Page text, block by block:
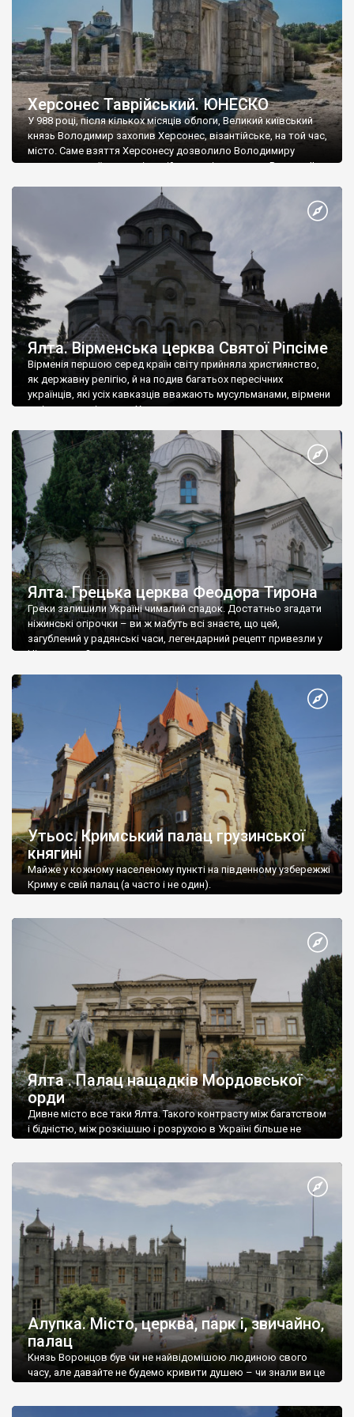
Херсонес Таврійський. ЮНЕСКО
У 988 році, після кількох місяців облоги, Великий київський
князь Володимир захопив Херсонес, візантійське, на той час,
місто. Саме взяття Херсонесу дозволило Володимиру
диктувати свої умови візантійському імператору Василю ІІ, та
Херсонесі Володимир-язичник, став Василем-християнином.
А потім було Хрещення Русі. На честь Херсонесу Таврійського
Ялта. Вірменська церква Святої Ріпсіме
Вірменія першою серед країн світу прийняла християнство,
як державну релігію, й на подив багатьох пересічних
українців, які усіх кавказців вважають мусульманами, вірмени
є відданими вірянами Христа
Ялта. Грецька церква Феодора Тирона
Греки залишили Україні чималий спадок. Достатньо згадати
ніжинські огірочки – ви ж мабуть всі знаєте, що цей,
загублений у радянські часи, легендарний рецепт привезли у
Ніжин греки?
Утьос. Кримський палац грузинської
княгині
Майже у кожному населеному пункті на південному узбережжі
Криму є свій палац (а часто і не один).
Ялта . Палац нащадків Мордовської
орди
Дивне місто все таки Ялта. Такого контрасту між багатством
і бідністю, між розкішшю і розрухою в Україні більше не
Алупка. Місто, церква, парк і, звичайно,
палац
Князь Воронцов був чи не найвідомішою людиною свого
часу, але давайте не будемо кривити душею – чи знали ви це